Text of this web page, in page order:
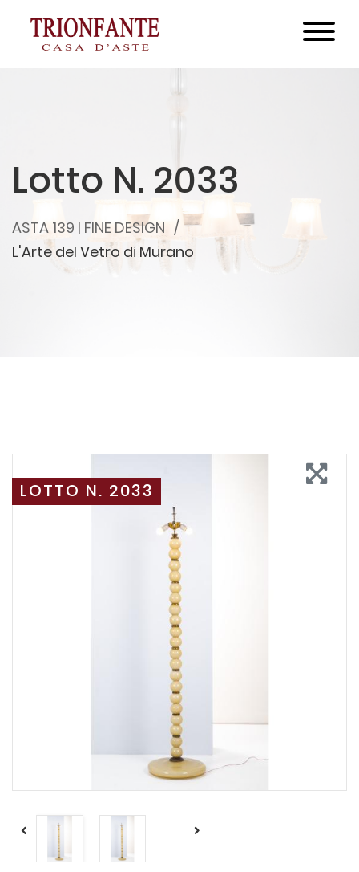
Lotto N. 2033
ASTA 139 | FINE DESIGN
L'Arte del Vetro di Murano
LOTTO N. 2033